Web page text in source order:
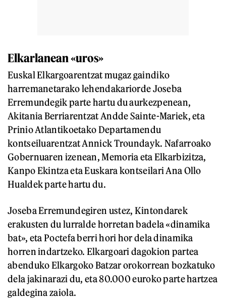
Elkarlanean «uros»
Euskal Elkargoarentzat mugaz gaindiko
harremanetarako lehendakariorde Joseba
Erremundegik parte hartu du aurkezpenean,
Akitania Berriarentzat Andde Sainte-Mariek, eta
Prinio Atlantikoetako Departamendu
kontseiluarentzat Annick Troundayk. Nafarroako
Gobernuaren izenean, Memoria eta Elkarbizitza,
Kanpo Ekintza eta Euskara kontseilari Ana Ollo
Hualdek parte hartu du.
Joseba Erremundegiren ustez, Kintondarek
erakusten du lurralde horretan badela «dinamika
bat», eta Poctefa berri hori hor dela dinamika
horren indartzeko. Elkargoari dagokion partea
abenduko Elkargoko Batzar orokorrean bozkatuko
dela jakinarazi du, eta 80.000 euroko parte hartzea
galdegina zaiola.